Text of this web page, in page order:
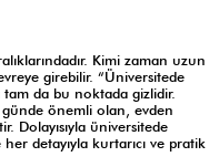
Kimi zaman uzun
girebilir. “Üniversitede
tam da bu noktada gizlidir.
önemli olan, evden
Dolayısıyla üniversitede
detayıyla kurtarıcı ve pratik